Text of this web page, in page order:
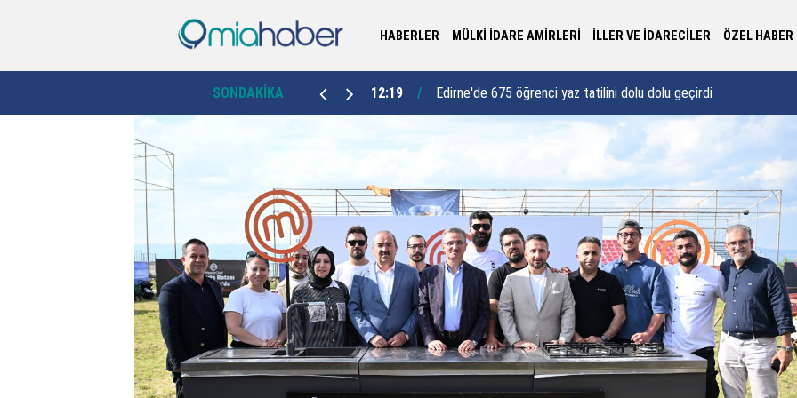
HABERLER MÜLKİ İDARE AMİRLERİ İLLER VE İDARECİLER ÖZEL HABER
SONDAKİKA
Edirne'de 675 öğrenci yaz tatilini dolu dolu geçirdi 12:10 Evlilik yolundaki gençlere bağımlılık eğitimi